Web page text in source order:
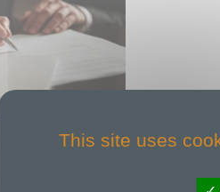
This site uses